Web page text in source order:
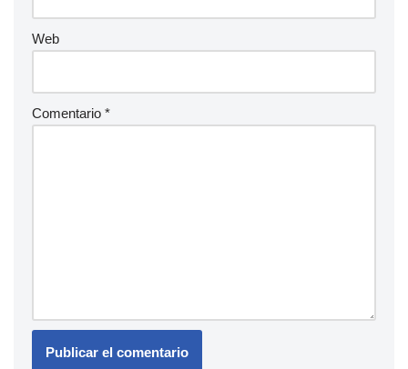
Web
Comentario *